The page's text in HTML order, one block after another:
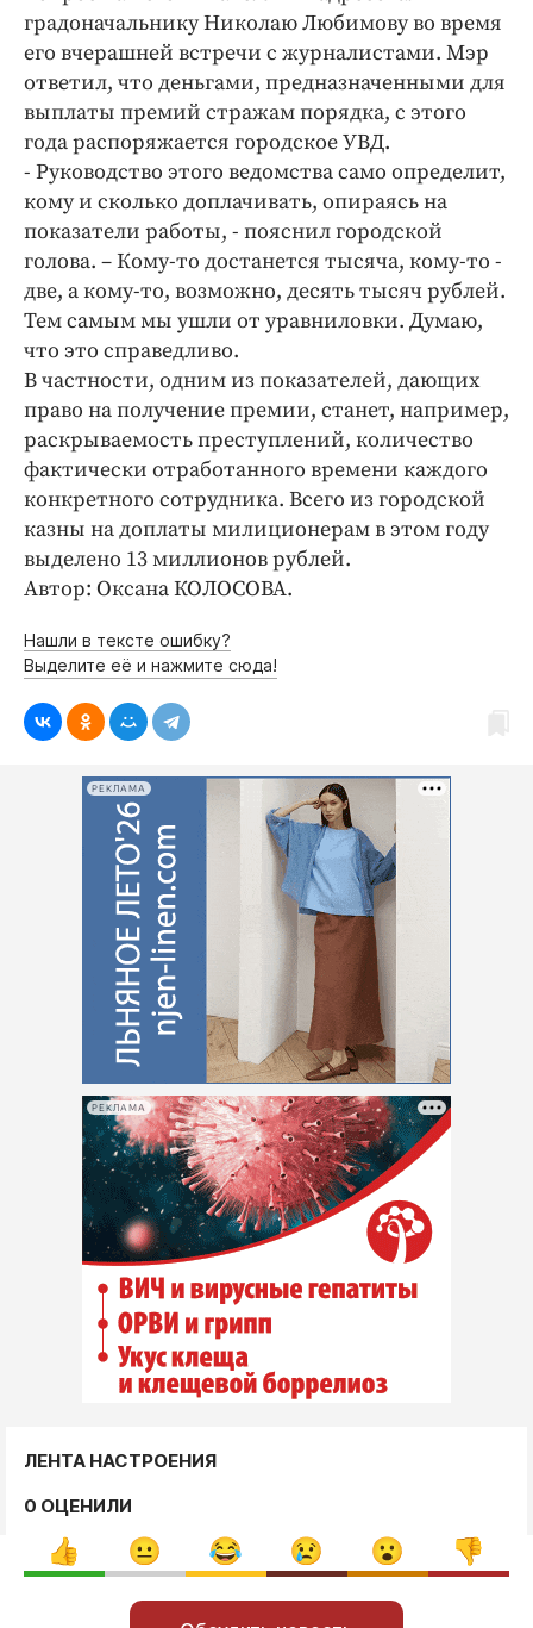
Интересное чтиво
Клиника года
Бренд года
Работодатель года
градоначальнику Николаю Любимову во время
его вчерашней встречи с журналистами. Мэр
ответил, что деньгами, предназначенными для
выплаты премий стражам порядка, с этого
года распоряжается городское УВД.
- Руководство этого ведомства само определит,
кому и сколько доплачивать, опираясь на
показатели работы, - пояснил городской
голова. – Кому-то достанется тысяча, кому-то -
две, а кому-то, возможно, десять тысяч рублей.
Тем самым мы ушли от уравниловки. Думаю,
что это справедливо.
В частности, одним из показателей, дающих
право на получение премии, станет, например,
раскрываемость преступлений, количество
фактически отработанного времени каждого
конкретного сотрудника. Всего из городской
казны на доплаты милиционерам в этом году
выделено 13 миллионов рублей.
Автор: Оксана КОЛОСОВА.
Нашли в тексте ошибку?
Выделите её и нажмите сюда!
РЕКЛАМА
РЕКЛАМА
ЛЕНТА НАСТРОЕНИЯ
0 ОЦЕНИЛИ